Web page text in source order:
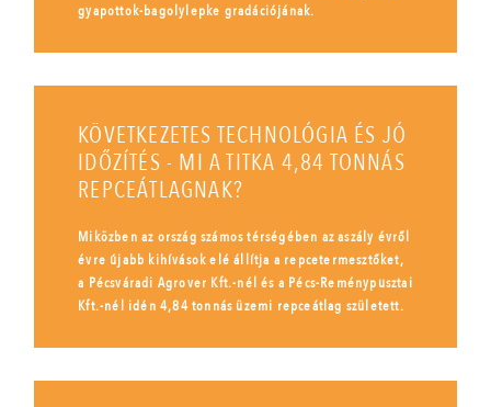
gyapottok-bagolylepke gradációjának.
KÖVETKEZETES TECHNOLÓGIA ÉS JÓ
IDŐZÍTÉS - MI A TITKA 4,84 TONNÁS
REPCEÁTLAGNAK?
Miközben az ország számos térségében az aszály évről
évre újabb kihívások elé állítja a repcetermesztőket,
a Pécsváradi Agrover Kft.-nél és a Pécs-Reménypusztai
Kft.-nél idén 4,84 tonnás üzemi repceátlag született.